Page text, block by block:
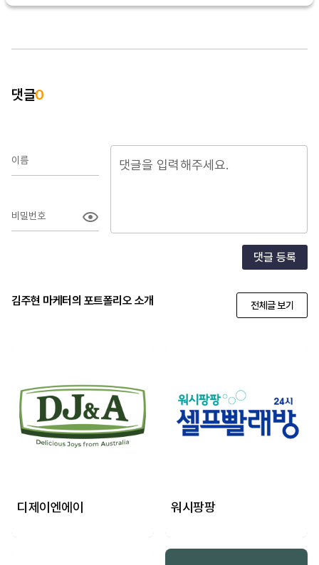
댓글0
이름
비밀번호
댓글 등록
김주현 마케터의 포트폴리오 소개 전체글 보기
디제이엔에이 워시팡팡